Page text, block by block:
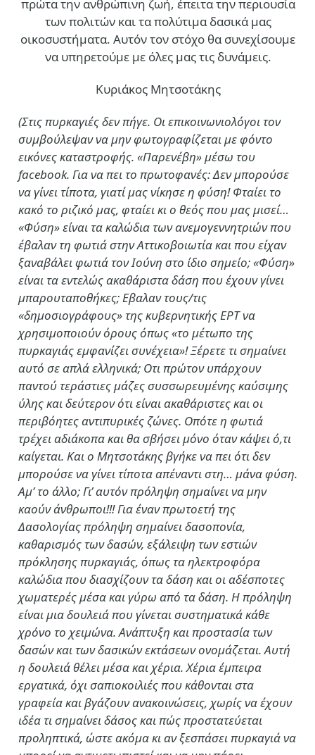
πρώτα την ανθρώπινη ζωή, έπειτα την περιουσία
των πολιτών και τα πολύτιμα δασικά μας
οικοσυστήματα. Αυτόν τον στόχο θα συνεχίσουμε
να υπηρετούμε με όλες μας τις δυνάμεις.
Κυριάκος Μητσοτάκης
(Στις πυρκαγιές δεν πήγε. Οι επικοινωνιολόγοι τον
συμβούλεψαν να μην φωτογραφίζεται με φόντο
εικόνες καταστροφής. «Παρενέβη» μέσω του
facebook. Για να πει το πρωτοφανές: Δεν μπορούσε
να γίνει τίποτα, γιατί μας νίκησε η φύση! Φταίει το
κακό το ριζικό μας, φταίει κι ο θεός που μας μισεί…
«Φύση» είναι τα καλώδια των ανεμογεννητριών που
έβαλαν τη φωτιά στην Αττικοβοιωτία και που είχαν
ξαναβάλει φωτιά τον Ιούνη στο ίδιο σημείο; «Φύση»
είναι τα εντελώς ακαθάριστα δάση που έχουν γίνει
μπαρουταποθήκες; Εβαλαν τους/τις
«δημοσιογράφους» της κυβερνητικής ΕΡΤ να
χρησιμοποιούν όρους όπως «το μέτωπο της
πυρκαγιάς εμφανίζει συνέχεια»! Ξέρετε τι σημαίνει
αυτό σε απλά ελληνικά; Οτι πρώτον υπάρχουν
παντού τεράστιες μάζες συσσωρευμένης καύσιμης
ύλης και δεύτερον ότι είναι ακαθάριστες και οι
περιβόητες αντιπυρικές ζώνες. Οπότε η φωτιά
τρέχει αδιάκοπα και θα σβήσει μόνο όταν κάψει ό,τι
καίγεται. Και ο Μητσοτάκης βγήκε να πει ότι δεν
μπορούσε να γίνει τίποτα απέναντι στη… μάνα φύση.
Αμ’ το άλλο; Γι’ αυτόν πρόληψη σημαίνει να μην
καούν άνθρωποι!!! Για έναν πρωτοετή της
Δασολογίας πρόληψη σημαίνει δασοπονία,
καθαρισμός των δασών, εξάλειψη των εστιών
πρόκλησης πυρκαγιάς, όπως τα ηλεκτροφόρα
καλώδια που διασχίζουν τα δάση και οι αδέσποτες
χωματερές μέσα και γύρω από τα δάση. Η πρόληψη
είναι μια δουλειά που γίνεται συστηματικά κάθε
χρόνο το χειμώνα. Ανάπτυξη και προστασία των
δασών και των δασικών εκτάσεων ονομάζεται. Αυτή
η δουλειά θέλει μέσα και χέρια. Χέρια έμπειρα
εργατικά, όχι σαπιοκοιλιές που κάθονται στα
γραφεία και βγάζουν ανακοινώσεις, χωρίς να έχουν
ιδέα τι σημαίνει δάσος και πώς προστατεύεται
προληπτικά, ώστε ακόμα κι αν ξεσπάσει πυρκαγιά να